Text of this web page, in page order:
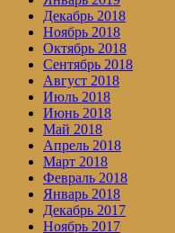
Декабрь 2018
Ноябрь 2018
Октябрь 2018
Сентябрь 2018
Август 2018
Июль 2018
Июнь 2018
Май 2018
Апрель 2018
Март 2018
Февраль 2018
Январь 2018
Декабрь 2017
Ноябрь 2017